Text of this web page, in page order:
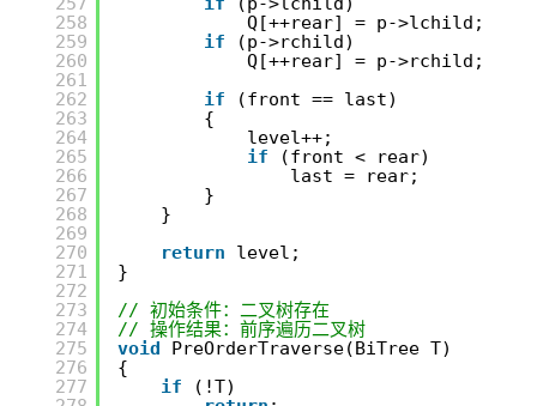
258
259
260
261
262
263
264
265
266
267
268
269
270
271
272
273
274
275
276
277
Q[++rear] = p->lchild;
if
(p->rchild)
Q[++rear] = p->rchild;
if
(front == last)
{
level++;
if
(front < rear)
last = rear;
}
}
return
level;
}
// 初始条件：二叉树存在
// 操作结果：前序遍历二叉树
void
PreOrderTraverse(BiTree T)
{
if
(!T)